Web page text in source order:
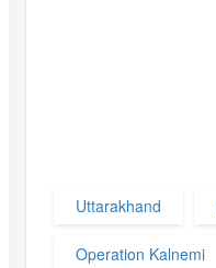
Uttarakhand
Operation Kalnemi